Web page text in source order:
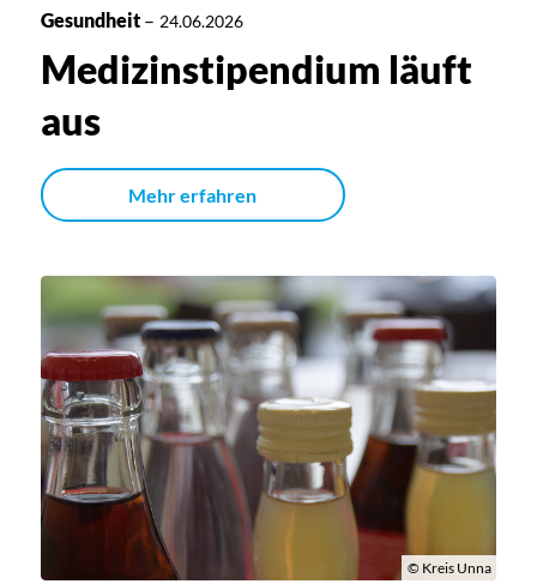
Gesundheit– 24.06.2026
Medizinstipendium läuft
aus
Mehr erfahren
© Kreis Unna